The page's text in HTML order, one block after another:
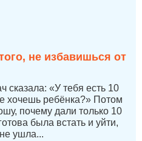
не избавишься от
сказала: «У тебя есть 10
хочешь ребёнка?» Потом
почему дали только 10
была встать и уйти,
ушла...